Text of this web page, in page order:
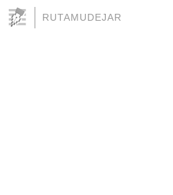
RUTAMUDEJAR